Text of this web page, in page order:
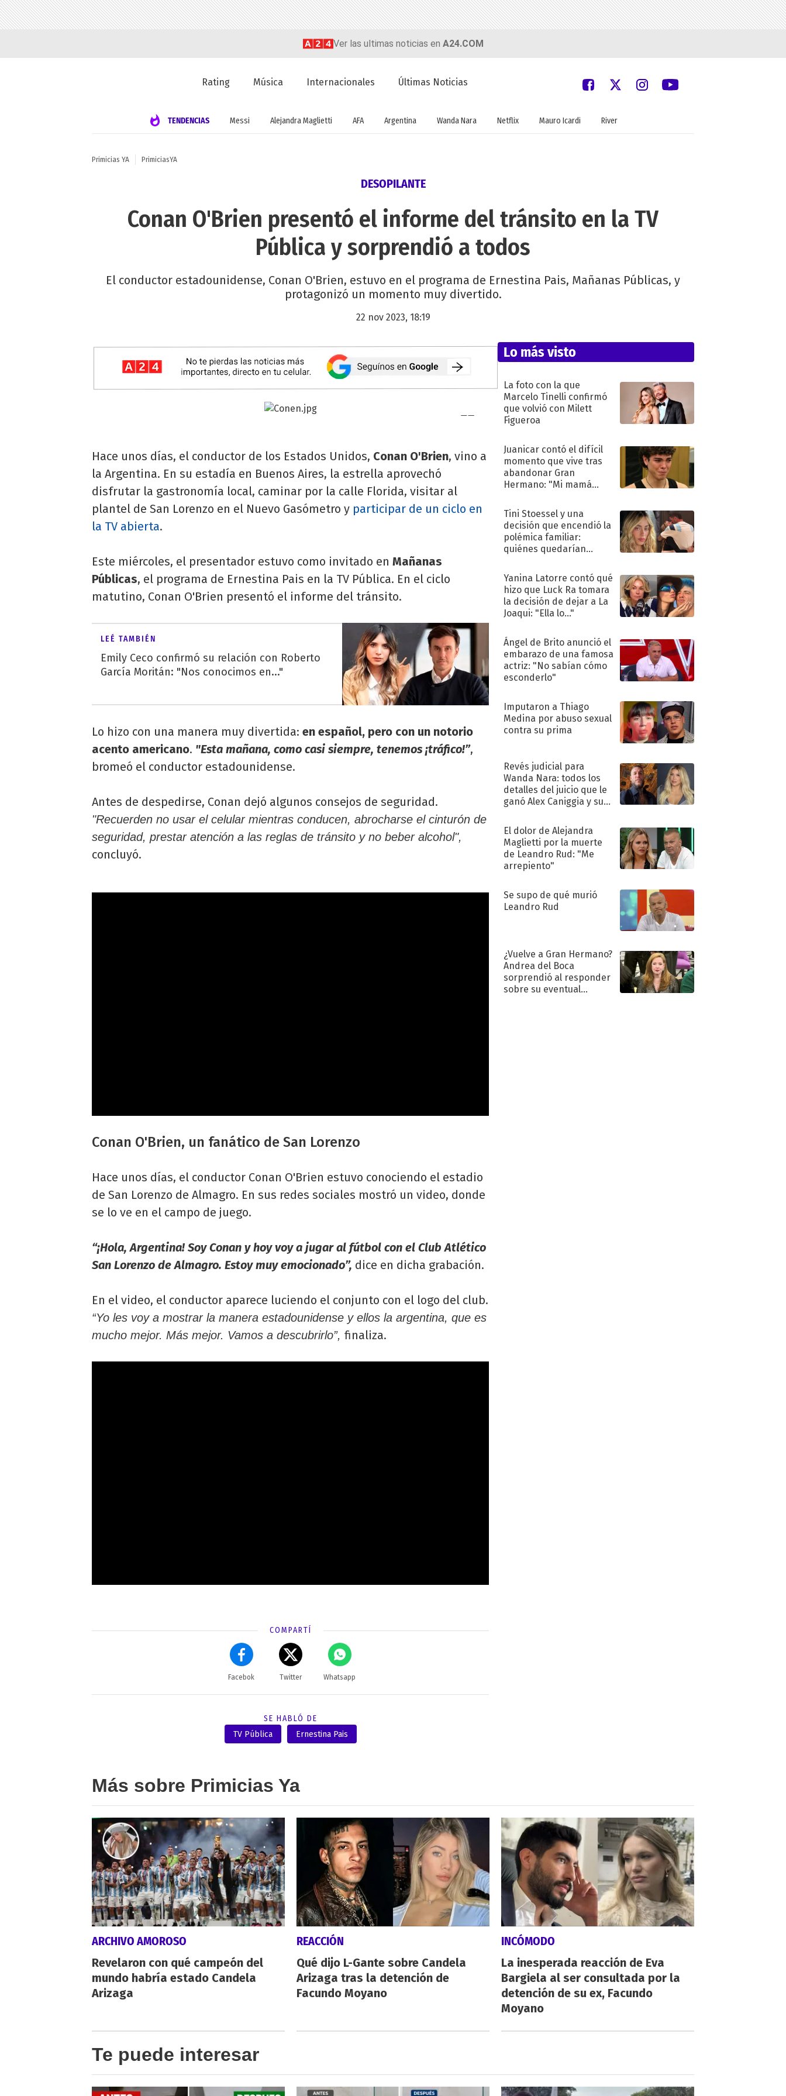
Ver las ultimas noticias en A24.COM
Rating Música Internacionales Últimas Noticias
TENDENCIAS Messi Alejandra Maglietti AFA Argentina Wanda Nara Netflix Mauro Icardi River
Primicias YA PrimiciasYA
DESOPILANTE
Conan O'Brien presentó el informe del tránsito en la TV
Pública y sorprendió a todos
El conductor estadounidense, Conan O'Brien, estuvo en el programa de Ernestina Pais, Mañanas Públicas, y
protagonizó un momento muy divertido.
22 nov 2023, 18:19
Hace unos días, el conductor de los Estados Unidos, Conan O'Brien, vino a
la Argentina. En su estadía en Buenos Aires, la estrella aprovechó
disfrutar la gastronomía local, caminar por la calle Florida, visitar al
plantel de San Lorenzo en el Nuevo Gasómetro y participar de un ciclo en
la TV abierta.
Este miércoles, el presentador estuvo como invitado en Mañanas
Públicas, el programa de Ernestina Pais en la TV Pública. En el ciclo
matutino, Conan O'Brien presentó el informe del tránsito.
LEÉ TAMBIÉN
Emily Ceco confirmó su relación con Roberto
García Moritán: "Nos conocimos en..."
Lo hizo con una manera muy divertida: en español, pero con un notorio
acento americano. "Esta mañana, como casi siempre, tenemos ¡tráfico!”,
bromeó el conductor estadounidense.
Antes de despedirse, Conan dejó algunos consejos de seguridad.
"Recuerden no usar el celular mientras conducen, abrocharse el cinturón de
seguridad, prestar atención a las reglas de tránsito y no beber alcohol",
concluyó.
Conan O'Brien, un fanático de San Lorenzo
Hace unos días, el conductor Conan O'Brien estuvo conociendo el estadio
de San Lorenzo de Almagro. En sus redes sociales mostró un video, donde
se lo ve en el campo de juego.
“¡Hola, Argentina! Soy Conan y hoy voy a jugar al fútbol con el Club Atlético
San Lorenzo de Almagro. Estoy muy emocionado”, dice en dicha grabación.
En el video, el conductor aparece luciendo el conjunto con el logo del club.
“Yo les voy a mostrar la manera estadounidense y ellos la argentina, que es
mucho mejor. Más mejor. Vamos a descubrirlo”, finaliza.
COMPARTÍ
Facebok Twitter Whatsapp
SE HABLÓ DE
TV Pública
Ernestina Pais
Lo más visto
La foto con la que
Marcelo Tinelli confirmó
que volvió con Milett
Figueroa
Juanicar contó el difícil
momento que vive tras
abandonar Gran
Hermano: "Mi mamá
Tini Stoessel y una
decisión que encendió la
polémica familiar:
quiénes quedarían
Yanina Latorre contó qué
hizo que Luck Ra tomara
la decisión de dejar a La
Joaqui: "Ella lo..."
Ángel de Brito anunció el
embarazo de una famosa
actriz: "No sabían cómo
esconderlo"
Imputaron a Thiago
Medina por abuso sexual
contra su prima
Revés judicial para
Wanda Nara: todos los
detalles del juicio que le
ganó Alex Caniggia y sus
El dolor de Alejandra
Maglietti por la muerte
de Leandro Rud: "Me
arrepiento"
Se supo de qué murió
Leandro Rud
¿Vuelve a Gran Hermano?
Andrea del Boca
sorprendió al responder
sobre su eventual
Más sobre Primicias Ya
ARCHIVO AMOROSO
Revelaron con qué campeón del
mundo habría estado Candela
Arizaga
REACCIÓN
Qué dijo L-Gante sobre Candela
Arizaga tras la detención de
Facundo Moyano
INCÓMODO
La inesperada reacción de Eva
Bargiela al ser consultada por la
detención de su ex, Facundo
Moyano
Te puede interesar